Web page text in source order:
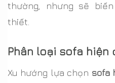
thường, nhưng sẽ
thiết.
Phân loại sofa hiện
Xu hướng lựa chọn sofa